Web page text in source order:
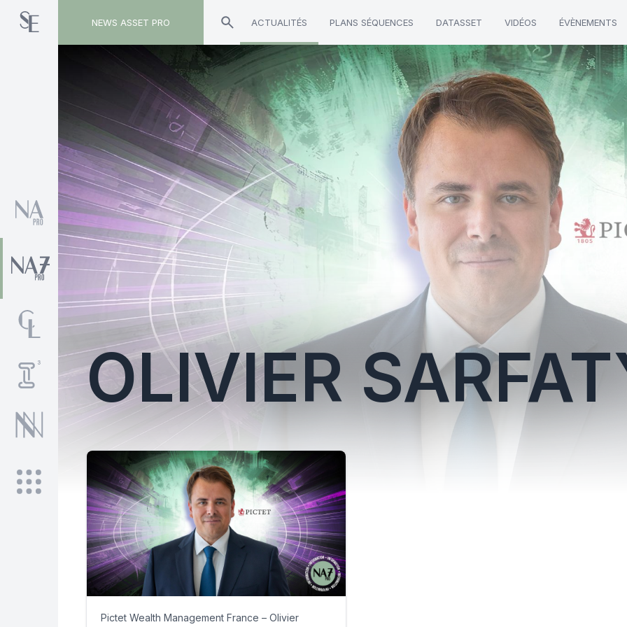
NEWS ASSET PRO ACTUALITÉS PLANS SÉQUENCES DATASSET VIDÉOS ÉVÈNEMENTS
Toute l'actualité sur le tag "Olivier Sarfaty"
OLIVIER
Pictet Wealth Management France – Olivier